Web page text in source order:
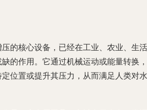
的核心设备，已经在工业、农业、生活
的作用。它通过机械运动或能量转换，
位置或提升其压力，从而满足人类对水